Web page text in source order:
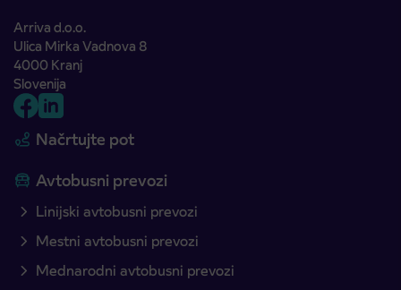
Arriva d.o.o.
Ulica Mirka Vadnova 8
4000 Kranj
Slovenija
Načrtujte pot
Avtobusni prevozi
Linijski avtobusni prevozi
Mestni avtobusni prevozi
Mednarodni avtobusni prevozi